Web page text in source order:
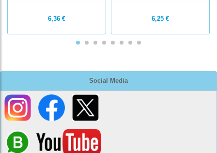
Social Media
6,36 € 6,25 €